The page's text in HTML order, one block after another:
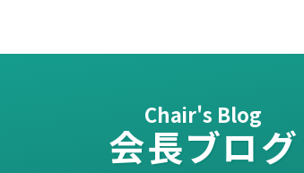
Chair's Blog
会長ブログ